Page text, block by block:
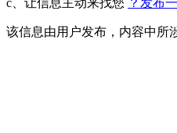
c、让信息主动来找您 ？发布
该信息由用户发布，内容中所